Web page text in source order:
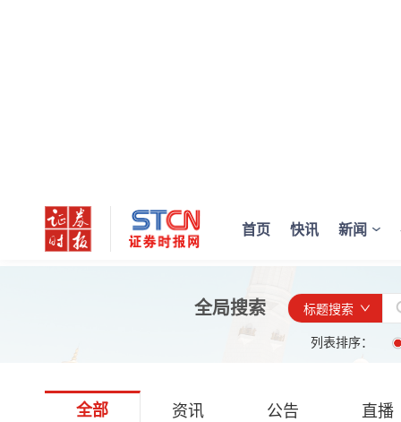
首页 快讯 新闻
全局搜索
标题搜索
列表排序：
全部 资讯 公告 直播